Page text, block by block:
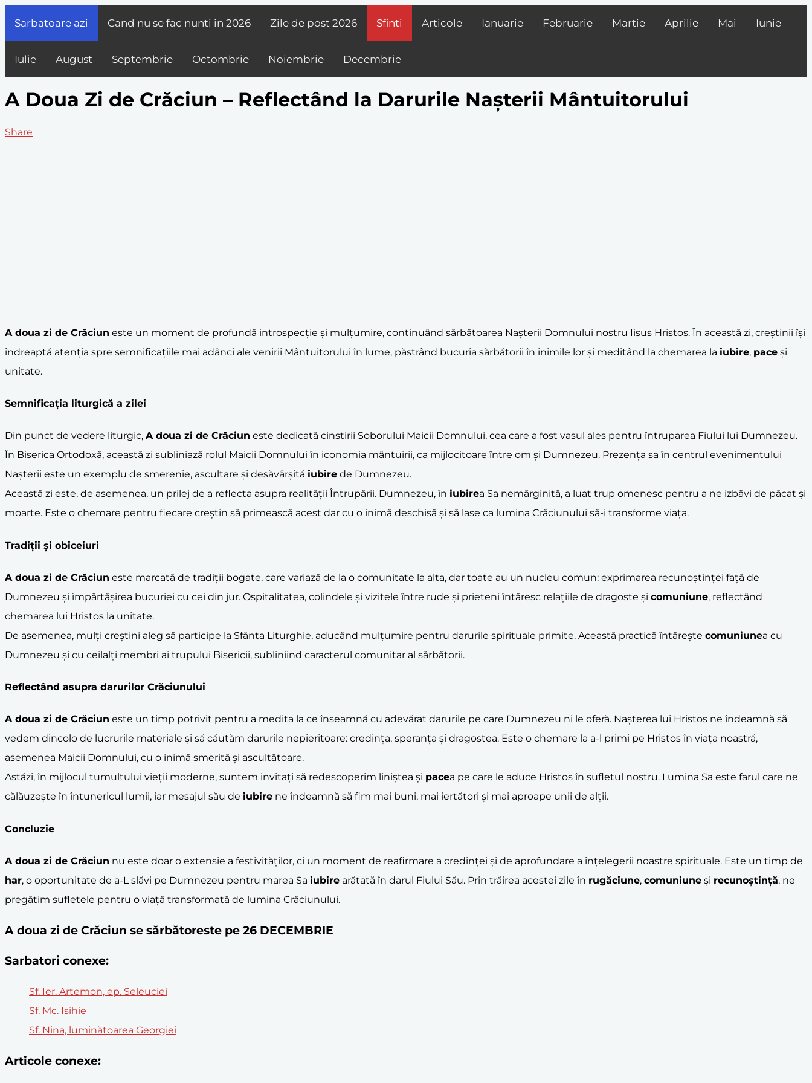
Sarbatoare azi Cand nu se fac nunti in 2026 Zile de post 2026 Sfinti Articole Ianuarie Februarie Martie Aprilie Mai Iunie
Iulie August Septembrie Octombrie Noiembrie Decembrie
A Doua Zi de Crăciun – Reflectând la Darurile Nașterii Mântuitorului
Share
A doua zi de Crăciun este un moment de profundă introspecție și mulțumire, continuând sărbătoarea Nașterii Domnului nostru Iisus Hristos. În această zi, creștinii își
îndreaptă atenția spre semnificațiile mai adânci ale venirii Mântuitorului în lume, păstrând bucuria sărbătorii în inimile lor și meditând la chemarea la iubire, pace și
unitate.
Semnificația liturgică a zilei
Din punct de vedere liturgic, A doua zi de Crăciun este dedicată cinstirii Soborului Maicii Domnului, cea care a fost vasul ales pentru întruparea Fiului lui Dumnezeu.
În Biserica Ortodoxă, această zi subliniază rolul Maicii Domnului în iconomia mântuirii, ca mijlocitoare între om și Dumnezeu. Prezența sa în centrul evenimentului
Nașterii este un exemplu de smerenie, ascultare și desăvârșită iubire de Dumnezeu.
Această zi este, de asemenea, un prilej de a reflecta asupra realității Întrupării. Dumnezeu, în iubirea Sa nemărginită, a luat trup omenesc pentru a ne izbăvi de păcat și
moarte. Este o chemare pentru fiecare creștin să primească acest dar cu o inimă deschisă și să lase ca lumina Crăciunului să-i transforme viața.
Tradiții și obiceiuri
A doua zi de Crăciun este marcată de tradiții bogate, care variază de la o comunitate la alta, dar toate au un nucleu comun: exprimarea recunoștinței față de
Dumnezeu și împărtășirea bucuriei cu cei din jur. Ospitalitatea, colindele și vizitele între rude și prieteni întăresc relațiile de dragoste și comuniune, reflectând
chemarea lui Hristos la unitate.
De asemenea, mulți creștini aleg să participe la Sfânta Liturghie, aducând mulțumire pentru darurile spirituale primite. Această practică întărește comuniunea cu
Dumnezeu și cu ceilalți membri ai trupului Bisericii, subliniind caracterul comunitar al sărbătorii.
Reflectând asupra darurilor Crăciunului
A doua zi de Crăciun este un timp potrivit pentru a medita la ce înseamnă cu adevărat darurile pe care Dumnezeu ni le oferă. Nașterea lui Hristos ne îndeamnă să
vedem dincolo de lucrurile materiale și să căutăm darurile nepieritoare: credința, speranța și dragostea. Este o chemare la a-l primi pe Hristos în viața noastră,
asemenea Maicii Domnului, cu o inimă smerită și ascultătoare.
Astăzi, în mijlocul tumultului vieții moderne, suntem invitați să redescoperim liniștea și pacea pe care le aduce Hristos în sufletul nostru. Lumina Sa este farul care ne
călăuzește în întunericul lumii, iar mesajul său de iubire ne îndeamnă să fim mai buni, mai iertători și mai aproape unii de alții.
Concluzie
A doua zi de Crăciun nu este doar o extensie a festivităților, ci un moment de reafirmare a credinței și de aprofundare a înțelegerii noastre spirituale. Este un timp de
har, o oportunitate de a-L slăvi pe Dumnezeu pentru marea Sa iubire arătată în darul Fiului Său. Prin trăirea acestei zile în rugăciune, comuniune și recunoștință, ne
pregătim sufletele pentru o viață transformată de lumina Crăciunului.
A doua zi de Crăciun se sărbătoreste pe 26 DECEMBRIE
Sarbatori conexe:
Sf. Ier. Artemon, ep. Seleuciei
Sf. Mc. Isihie
Sf. Nina, luminătoarea Georgiei
Articole conexe: